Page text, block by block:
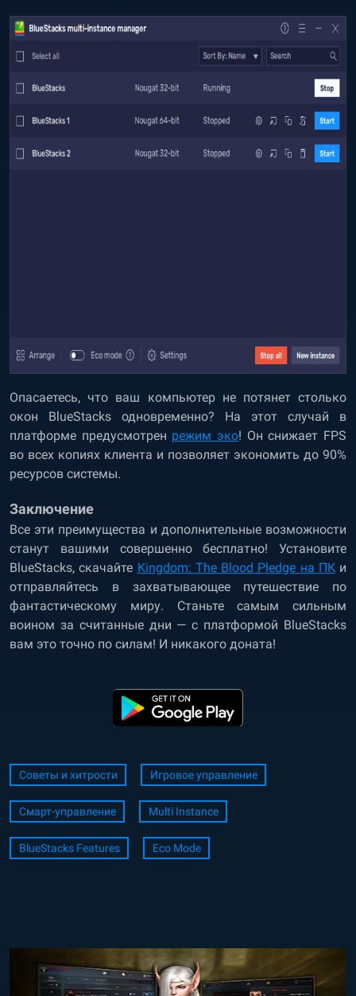
Опасаетесь, что ваш компьютер не потянет столько
окон BlueStacks одновременно? На этот случай в
платформе предусмотрен режим эко! Он снижает FPS
во всех копиях клиента и позволяет экономить до 90%
ресурсов системы.
Заключение
Все эти преимущества и дополнительные возможности
станут вашими совершенно бесплатно! Установите
BlueStacks, скачайте Kingdom: The Blood Pledge на ПКи
отправляйтесь в захватывающее путешествие по
фантастическому миру. Станьте самым сильным
воином за считанные дни — с платформой BlueStacks
вам это точно по силам! И никакого доната!
Советы и хитрости Игровое управление
Смарт-управление Multi Instance
BlueStacks Features Eco Mode